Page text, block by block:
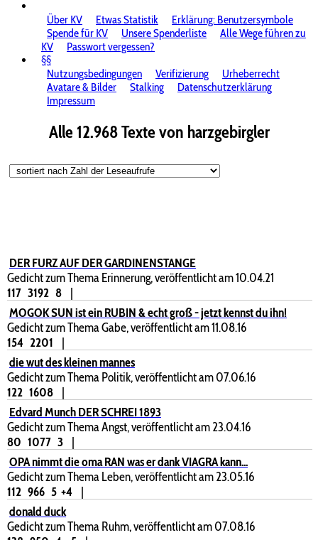
Über KV
Etwas Statistik
Erklärung: Benutzersymbole
Spende für KV
Unsere Spenderliste
Alle Wege führen zu
KV
Passwort vergessen?
§§
Nutzungsbedingungen
Verifizierung
Urheberrecht
Avatare & Bilder
Stalking
Datenschutzerklärung
Impressum
Alle 12.968 Texte von harzgebirgler
DER FURZ AUF DER GARDINENSTANGE
Gedicht zum Thema Erinnerung, veröffentlicht am 10.04.21
117 3192 8
|
MOGOK SUN ist ein RUBIN & echt groß - jetzt kennst du ihn!
Gedicht zum Thema Gabe, veröffentlicht am 11.08.16
154 2201
|
die wut des kleinen mannes
Gedicht zum Thema Politik, veröffentlicht am 07.06.16
122 1608
|
Edvard Munch DER SCHREI 1893
Gedicht zum Thema Angst, veröffentlicht am 23.04.16
80 1077 3
|
OPA nimmt die oma RAN was er dank VIAGRA kann...
Gedicht zum Thema Leben, veröffentlicht am 23.05.16
112 966 5 +4
|
donald duck
Gedicht zum Thema Ruhm, veröffentlicht am 07.08.16